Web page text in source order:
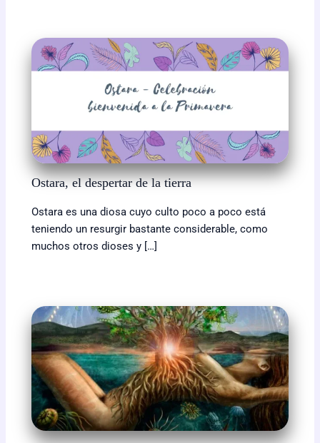
Ostara, el despertar de la tierra
Ostara es una diosa cuyo culto poco a poco está
teniendo un resurgir bastante considerable, como
muchos otros dioses y […]